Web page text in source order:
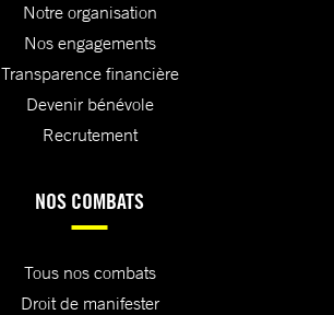
Notre organisation
Nos engagements
Transparence financière
Devenir bénévole
Recrutement
NOS COMBATS
Tous nos combats
Droit de manifester